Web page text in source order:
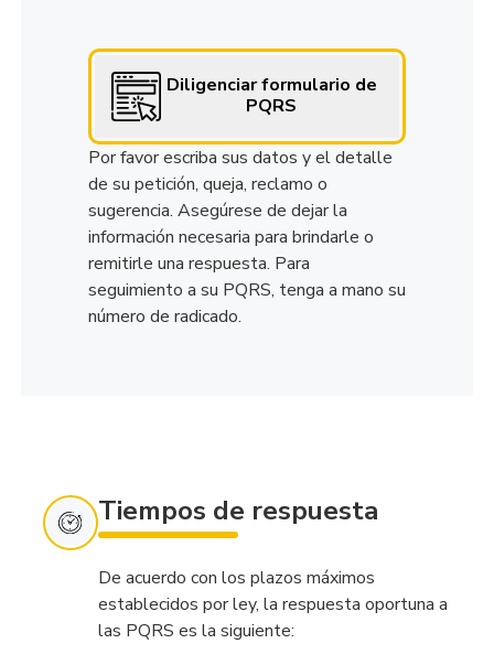
Diligenciar formulario de
PQRS
Por favor escriba sus datos y el detalle
de su petición, queja, reclamo o
sugerencia. Asegúrese de dejar la
información necesaria para brindarle o
remitirle una respuesta. Para
seguimiento a su PQRS, tenga a mano su
número de radicado.
Tiempos de respuesta
De acuerdo con los plazos máximos
establecidos por ley, la respuesta oportuna a
las PQRS es la siguiente: